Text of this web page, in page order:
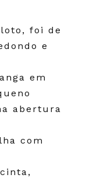
foi de
e
em
abertura
com